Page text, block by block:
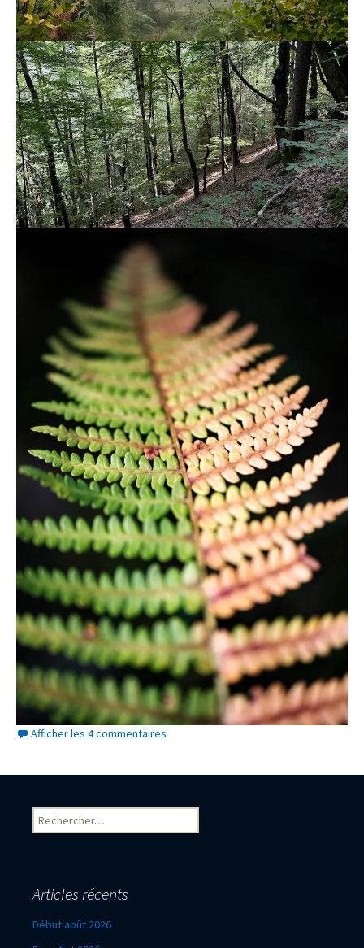
Afficher les 4 commentaires
Rechercher :
Articles récents
Début août 2026